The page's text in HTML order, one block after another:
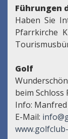
Führungen
Haben Sie
Pfarrkirche
Golf
beim Schloss
Info:
E-Mail: